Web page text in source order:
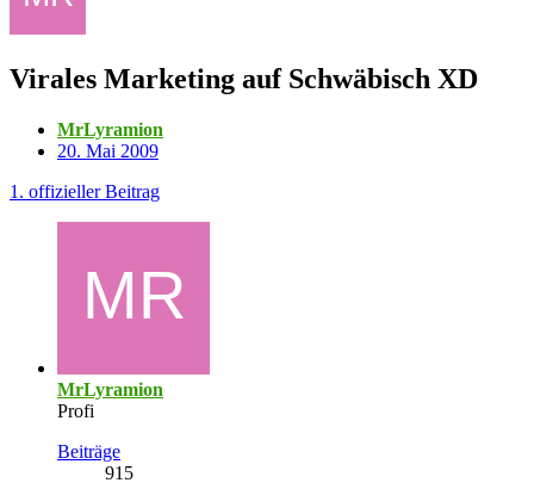
Virales Marketing auf Schwäbisch XD
MrLyramion
20. Mai 2009
1. offizieller Beitrag
MrLyramion
Profi
Beiträge
915